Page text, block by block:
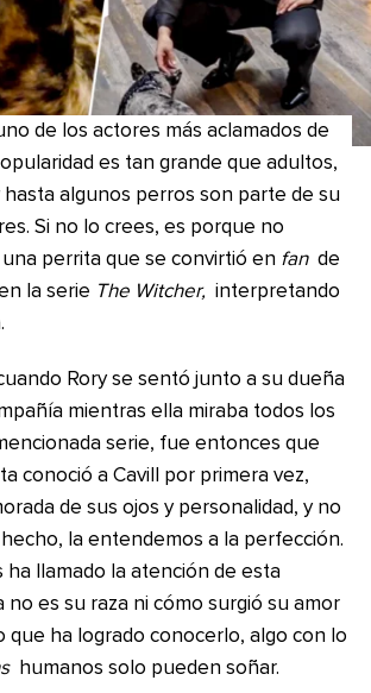
de los actores más aclamados de
es tan grande que adultos,
hasta algunos perros son parte de su
Si no lo crees, es porque no
una perrita que se convirtió en fan de
la serie The Witcher, interpretando
Rory se sentó junto a su dueña
mientras ella miraba todos los
serie, fue entonces que
conoció a Cavill por primera vez,
de sus ojos y personalidad, y no
hecho, la entendemos a la perfección.
ha llamado la atención de esta
no es su raza ni cómo surgió su amor
que ha logrado conocerlo, algo con lo
humanos solo pueden soñar.